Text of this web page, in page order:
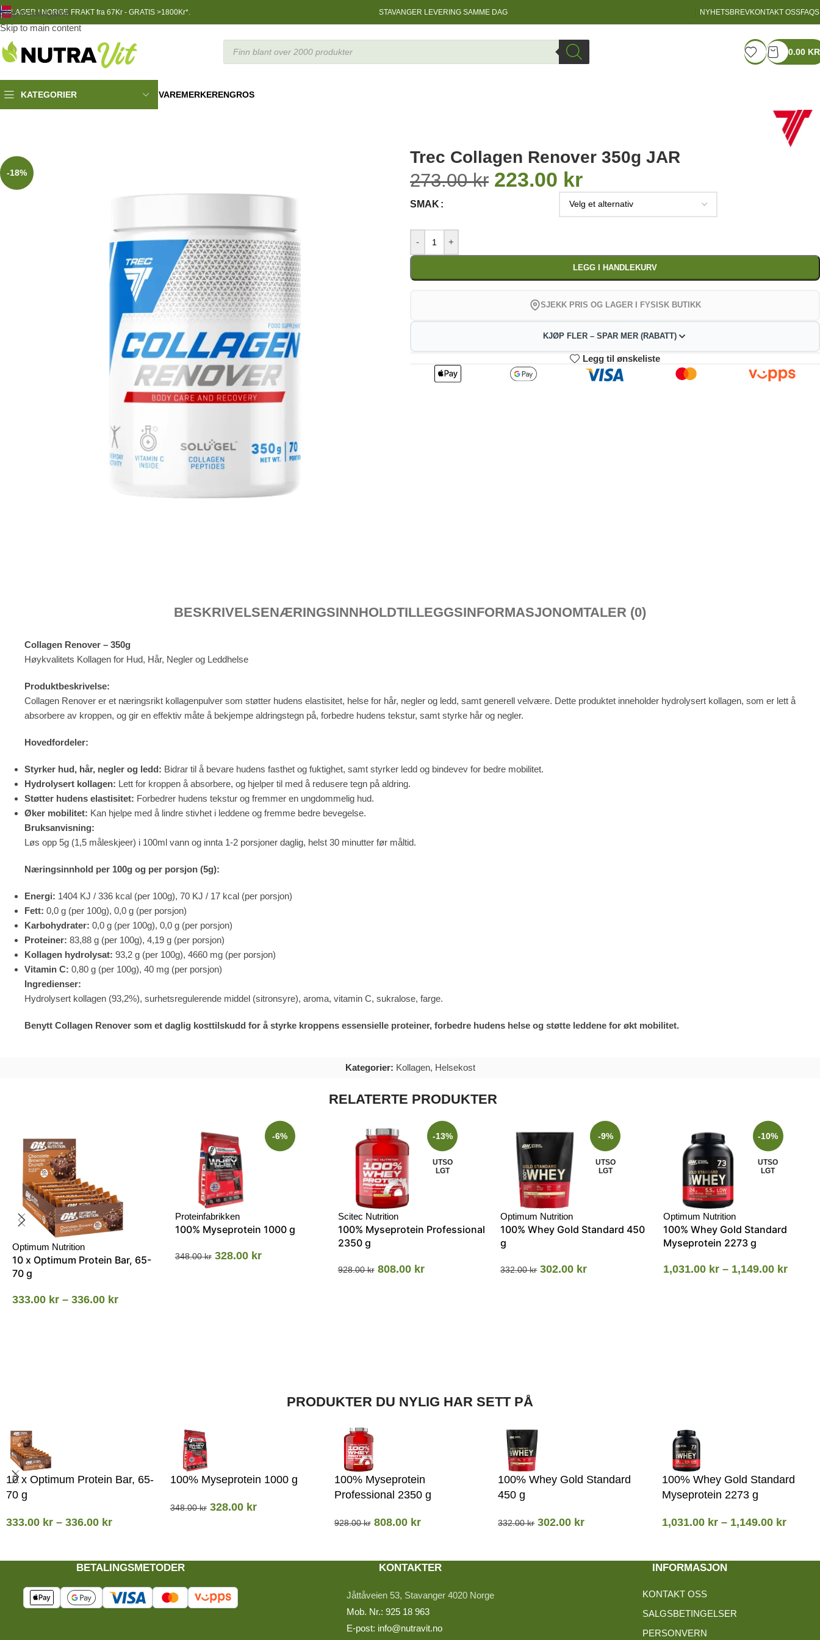
Skip to navigation
Skip to main content
LAGER I NORGEFRAKT fra 67Kr - GRATIS >1800Kr*. STAVANGER LEVERING SAMME DAG NYHETSBREVKONTAKT OSSFAQS
0.00 KR
KATEGORIER VAREMERKERENGROS
-18%
Trec Collagen Renover 350g JAR
273.00kr 223.00 kr
SMAK
- +
LEGG I HANDLEKURV
SJEKK PRIS OG LAGER I FYSISK BUTIKK
KJØP FLER – SPAR MER (RABATT)
2
220.77
3-4 5-9
kr
10+
202.93 kr
Legg til ønskeliste
BESKRIVELSENÆRINGSINNHOLDTILLEGGSINFORMASJONOMTALER (0)
Collagen Renover – 350g
Høykvalitets Kollagen for Hud, Hår, Negler og Leddhelse
Produktbeskrivelse:
Collagen Renover er et næringsrikt kollagenpulver som støtter hudens elastisitet, helse for hår, negler og ledd, samt generell velvære. Dette produktet inneholder hydrolysert kollagen, som er lett å
absorbere av kroppen, og gir en effektiv måte å bekjempe aldringstegn på, forbedre hudens tekstur, samt styrke hår og negler.
Hovedfordeler:
Styrker hud, hår, negler og ledd: Bidrar til å bevare hudens fasthet og fuktighet, samt styrker ledd og bindevev for bedre mobilitet.
Hydrolysert kollagen: Lett for kroppen å absorbere, og hjelper til med å redusere tegn på aldring.
Støtter hudens elastisitet: Forbedrer hudens tekstur og fremmer en ungdommelig hud.
Øker mobilitet: Kan hjelpe med å lindre stivhet i leddene og fremme bedre bevegelse.
Bruksanvisning:
Løs opp 5g (1,5 måleskjeer) i 100ml vann og innta 1-2 porsjoner daglig, helst 30 minutter før måltid.
Næringsinnhold per 100g og per porsjon (5g):
Energi: 1404 KJ / 336 kcal (per 100g), 70 KJ / 17 kcal (per porsjon)
Fett: 0,0 g (per 100g), 0,0 g (per porsjon)
Karbohydrater: 0,0 g (per 100g), 0,0 g (per porsjon)
Proteiner: 83,88 g (per 100g), 4,19 g (per porsjon)
Kollagen hydrolysat: 93,2 g (per 100g), 4660 mg (per porsjon)
Vitamin C: 0,80 g (per 100g), 40 mg (per porsjon)
Ingredienser:
Hydrolysert kollagen (93,2%), surhetsregulerende middel (sitronsyre), aroma, vitamin C, sukralose, farge.
Benytt Collagen Renover som et daglig kosttilskudd for å styrke kroppens essensielle proteiner, forbedre hudens helse og støtte leddene for økt mobilitet.
Kategorier: Kollagen, Helsekost
RELATERTE PRODUKTER
Optimum Nutrition
10 x Optimum Protein Bar, 65-
70 g
333.00 kr – 336.00 kr
-6%
Proteinfabrikken
100% Myseprotein 1000 g
348.00kr 328.00 kr
-13%
UTSO
LGT
Scitec Nutrition
100% Myseprotein Professional
2350 g
928.00kr 808.00 kr
-9%
UTSO
LGT
Optimum Nutrition
100% Whey Gold Standard 450
g
332.00kr 302.00 kr
-10%
UTSO
LGT
Optimum Nutrition
100% Whey Gold Standard
Myseprotein 2273 g
1,031.00 kr – 1,149.00 kr
PRODUKTER DU NYLIG HAR SETT PÅ
10 x Optimum Protein Bar, 65-
70 g
333.00 kr – 336.00 kr
100% Myseprotein 1000 g
348.00kr 328.00 kr
100% Myseprotein
Professional 2350 g
928.00kr 808.00 kr
100% Whey Gold Standard
450 g
332.00kr 302.00 kr
100% Whey Gold Standard
Myseprotein 2273 g
1,031.00 kr – 1,149.00 kr
BETALINGSMETODER KONTAKTER
Jåttåveien 53, Stavanger 4020 Norge
Mob. Nr.: 925 18 963
E-post: info@nutravit.no
INFORMASJON
KONTAKT OSS
SALGSBETINGELSER
PERSONVERN